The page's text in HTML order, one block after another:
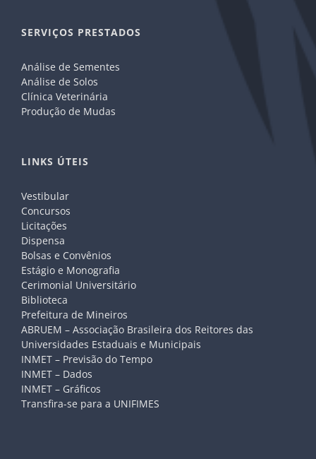
SERVIÇOS PRESTADOS
Análise de Sementes
Análise de Solos
Clínica Veterinária
Produção de Mudas
LINKS ÚTEIS
Vestibular
Concursos
Licitações
Dispensa
Bolsas e Convênios
Estágio e Monografia
Cerimonial Universitário
Biblioteca
Prefeitura de Mineiros
ABRUEM – Associação Brasileira dos Reitores das
Universidades Estaduais e Municipais
INMET – Previsão do Tempo
INMET – Dados
INMET – Gráficos
Transfira-se para a UNIFIMES